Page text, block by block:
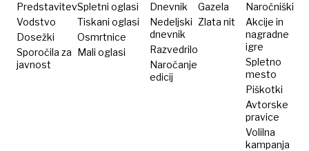
Predstavitev
Vodstvo
Dosežki
Sporočila za
javnost
Spletni oglasi
Tiskani oglasi
Osmrtnice
Mali oglasi
Dnevnik
Nedeljski
dnevnik
Razvedrilo
Naročanje
edicij
Gazela
Zlata nit
Naročniški
Akcije in
nagradne
igre
Spletno
mesto
Piškotki
Avtorske
pravice
Volilna
kampanja